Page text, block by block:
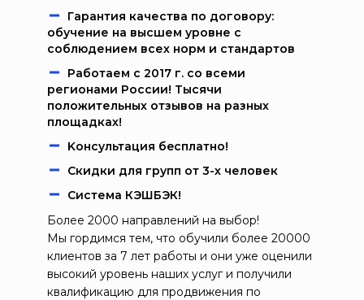
Гарантия качества по договору:
обучение на высшем уровне с
соблюдением всех норм и стандартов
Работаем c 2017 г. со всеми
регионами России! Тысячи
положительных отзывов на разных
площадках!
Kонcультация бecплaтно!
Скидки для групп от 3-х человек
Система КЭШБЭК!
Более 2000 направлений на выбор!
Мы гордимся тем, что обучили более 20000
клиентов за 7 лет работы и они уже оценили
высокий уровень наших услуг и получили
квалификацию для продвижения по